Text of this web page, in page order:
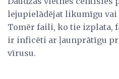
lejupielādējat likumīgu
Tomēr faili, ko tie izplata,
ir inficēti ar ļaunprātīgu
vīrusu.